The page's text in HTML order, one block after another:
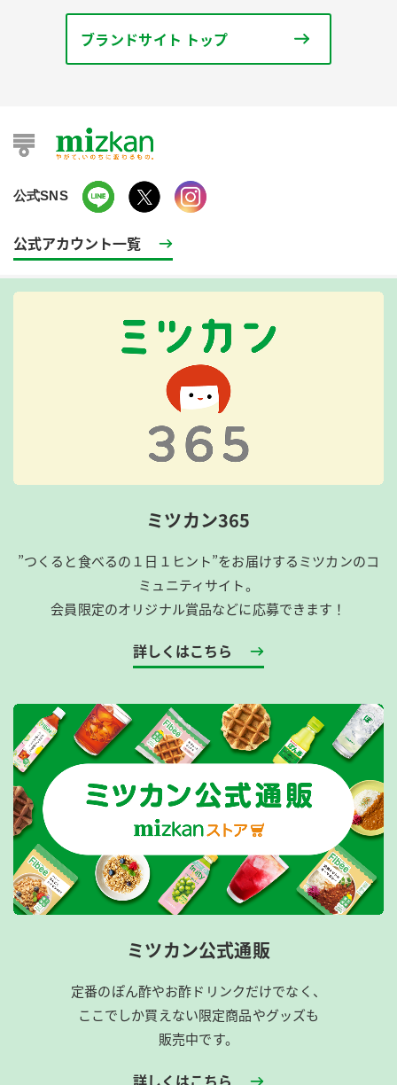
ブランドサイト トップ
公式SNS
公式アカウント一覧
ミツカン365
”つくると食べるの１日１ヒント”をお届けするミツカンのコ
ミュニティサイト。
会員限定のオリジナル賞品などに応募できます！
詳しくはこちら
ミツカン公式通販
定番のぽん酢やお酢ドリンクだけでなく、
ここでしか買えない限定商品やグッズも
販売中です。
詳しくはこちら